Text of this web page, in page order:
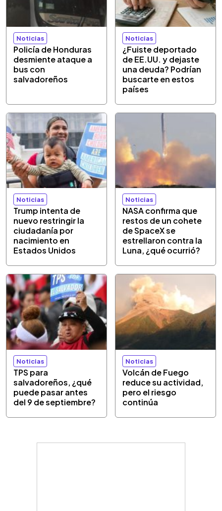
Noticias
Policía de Honduras
desmiente ataque a
bus con
salvadoreños
Noticias
¿Fuiste deportado
de EE.UU. y dejaste
una deuda? Podrían
buscarte en estos
países
Noticias
Trump intenta de
nuevo restringir la
ciudadanía por
nacimiento en
Estados Unidos
Noticias
NASA confirma que
restos de un cohete
de SpaceX se
estrellaron contra la
Luna, ¿qué ocurrió?
Noticias
TPS para
salvadoreños, ¿qué
puede pasar antes
del 9 de septiembre?
Noticias
Volcán de Fuego
reduce su actividad,
pero el riesgo
continúa